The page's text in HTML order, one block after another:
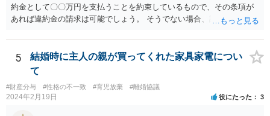
約金として〇〇万円を支払うことを約束しているもので、その条項が
あれば違約金の請求は可能でしょう。 そうでない場合、調停条項を守
が発生していない場合は条項違反があったとしても損害賠償請求は難
しいでしょう。
5
結婚時に主人の親が買ってくれた家具家電につい
て
#財産分与 #性格の不一致 #育児放棄 #離婚協議
2024年2月19日 役にたった 3